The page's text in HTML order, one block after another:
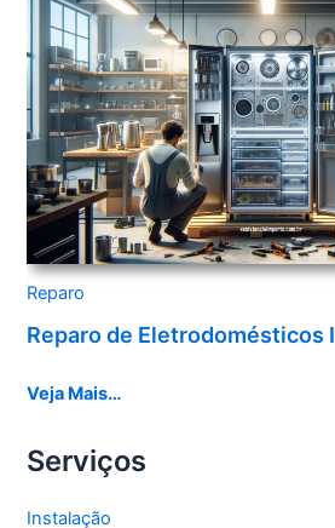
Reparo
Reparo de Eletrodomésticos
Veja Mais…
Serviços
Instalação